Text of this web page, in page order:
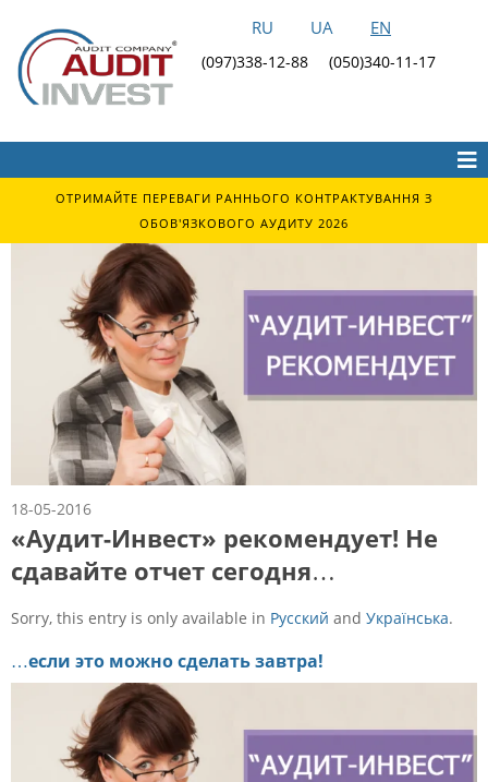
RU UA EN
(097)338-12-88 (050)340-11-17
ОТРИМАЙТЕ ПЕРЕВАГИ РАННЬОГО КОНТРАКТУВАННЯ З
ОБОВ'ЯЗКОВОГО АУДИТУ 2026
18-05-2016
«Аудит-Инвест» рекомендует! Не
сдавайте отчет сегодня…
Sorry, this entry is only available in Русский and Українська.
…если это можно сделать завтра!